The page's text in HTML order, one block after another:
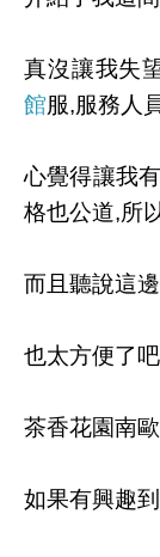
真沒讓我失
館服,服務人
心覺得讓我
格也公道,所
而且聽說這
也太方便了
茶香花園南
如果有興趣